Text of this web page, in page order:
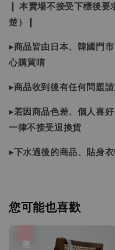
❙ 本賣場不接受下標後
楚）❙
▸商品皆由日本、韓國門
心購買唷
▸商品收到後有任何問題
▸若因商品色差、個人喜
一律不接受退換貨
▸下水過後的商品、貼身
您可能也喜歡